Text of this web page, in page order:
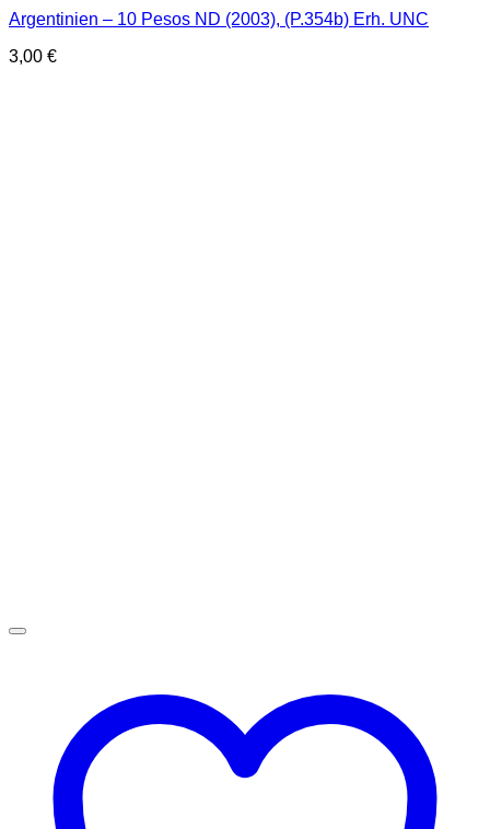
Argentinien – 10 Pesos ND (2003), (P.354b) Erh. UNC
3,00 €